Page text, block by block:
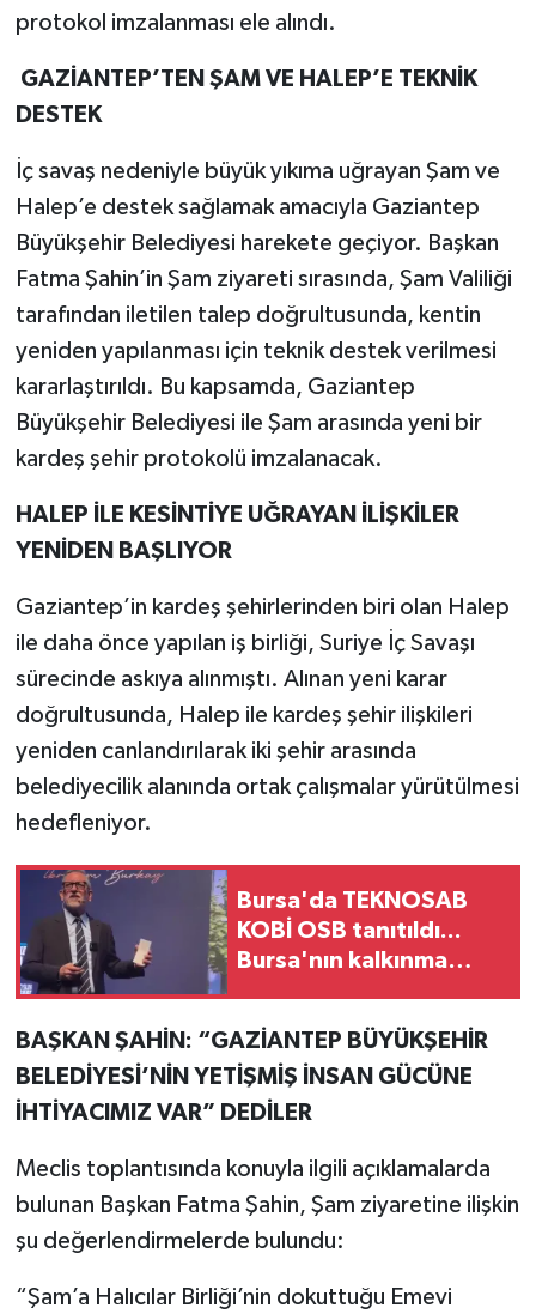
protokol imzalanması ele alındı.
GAZİANTEP’TEN ŞAM VE HALEP’E TEKNİK
DESTEK
İç savaş nedeniyle büyük yıkıma uğrayan Şam ve
Halep’e destek sağlamak amacıyla Gaziantep
Büyükşehir Belediyesi harekete geçiyor. Başkan
Fatma Şahin’in Şam ziyareti sırasında, Şam Valiliği
tarafından iletilen talep doğrultusunda, kentin
yeniden yapılanması için teknik destek verilmesi
kararlaştırıldı. Bu kapsamda, Gaziantep
Büyükşehir Belediyesi ile Şam arasında yeni bir
kardeş şehir protokolü imzalanacak.
HALEP İLE KESİNTİYE UĞRAYAN İLİŞKİLER
YENİDEN BAŞLIYOR
Gaziantep’in kardeş şehirlerinden biri olan Halep
ile daha önce yapılan iş birliği, Suriye İç Savaşı
sürecinde askıya alınmıştı. Alınan yeni karar
doğrultusunda, Halep ile kardeş şehir ilişkileri
yeniden canlandırılarak iki şehir arasında
belediyecilik alanında ortak çalışmalar yürütülmesi
hedefleniyor.
Bursa'da TEKNOSAB
KOBİ OSB tanıtıldı...
Bursa'nın kalkınma
dönem
BAŞKAN ŞAHİN: “GAZİANTEP BÜYÜKŞEHİR
BELEDİYESİ’NİN YETİŞMİŞ İNSAN GÜCÜNE
İHTİYACIMIZ VAR” DEDİLER
Meclis toplantısında konuyla ilgili açıklamalarda
bulunan Başkan Fatma Şahin, Şam ziyaretine ilişkin
şu değerlendirmelerde bulundu:
“Şam’a Halıcılar Birliği’nin dokuttuğu Emevi